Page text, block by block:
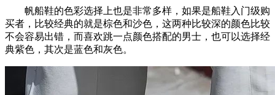
帆船鞋的色彩选择上也是非常多样，如果是船鞋入门级购
买者，比较经典的就是棕色和沙色，这两种比较深的颜色比较
不会容易出错，而喜欢跳一点颜色搭配的男士，也可以选择经
典紫色，其次是蓝色和灰色。